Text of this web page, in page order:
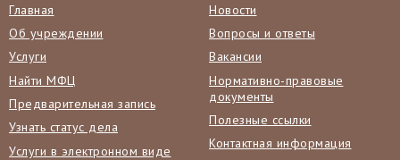
Главная
Об учреждении
Услуги
Найти МФЦ
Предварительная запись
Узнать статус дела
Услуги в электронном виде
Новости
Вопросы и ответы
Вакансии
Нормативно-правовые
документы
Полезные ссылки
Контактная информация